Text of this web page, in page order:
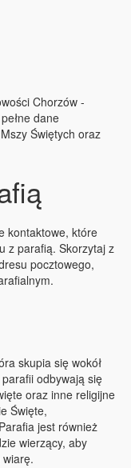
Chorzów -
dane
Świętych oraz
kontaktowe, które
z parafią. Skorzytaj z
pocztowego,
skupia się wokół
odbywają się
oraz inne religijne
Święte,
jest również
wierzący, aby